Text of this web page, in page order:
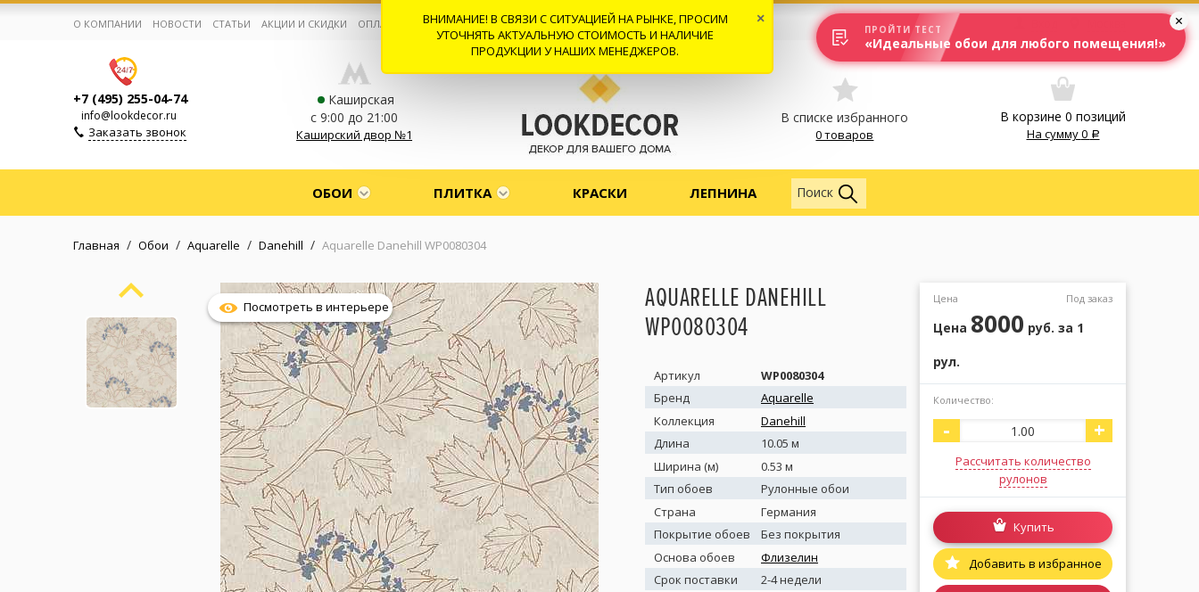
Корзина:0
Избранное:0 товаров
Каталог
Компания
Личный кабинет
(сменить город)
Заказать обратный звонок
О КОМПАНИИ НОВОСТИ СТАТЬИ АКЦИИ И СКИДКИ ОПЛАТА И ДОСТАВКА СОТРУДНИЧЕСТВО КОНТАКТЫ ОТЗЫВЫ
+7 (495) 255-04-74
info@lookdecor.ru
Заказать звонок
Каширская
с 9:00 до 21:00
Каширский двор №1
В списке избранного
0 товаров
В корзине 0 позиций
На сумму0
ОБОИ ПЛИТКА КРАСКИ ЛЕПНИНА Обои
Поиск
Главная / Обои / Aquarelle / Danehill / Aquarelle Danehill WP0080304
Посмотреть в интерьере
AQUARELLE DANEHILL
WP0080304
Артикул
WP0080304
Бренд
Aquarelle
Коллекция
Danehill
Длина
10.05 м
Ширина (м)
0.53 м
Тип обоев
Рулонные обои
Страна
Германия
Покрытие обоев
Без покрытия
Основа обоев
Флизелин
Срок поставки
2-4 недели
Цена Под заказ
Цена 8000 руб. за 1
рул.
Количество:
- +
Рассчитать количество
рулонов
Купить
Добавить в избранное
ВНИМАНИЕ! В СВЯЗИ С СИТУАЦИЕЙ НА РЫНКЕ, ПРОСИМ
УТОЧНЯТЬ АКТУАЛЬНУЮ СТОИМОСТЬ И НАЛИЧИЕ
ПРОДУКЦИИ У НАШИХ МЕНЕДЖЕРОВ.
×
ПРОЙТИ ТЕСТ
«Идеальные обои для любого помещения!»